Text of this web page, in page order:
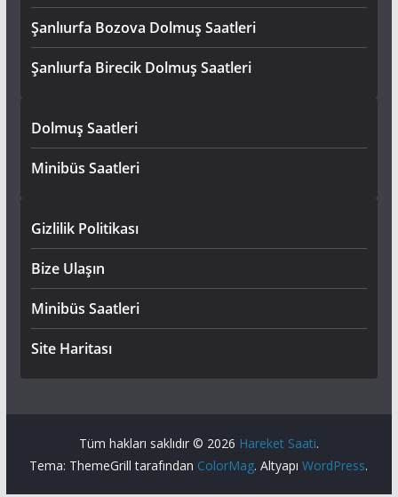
Şanlıurfa Bozova Dolmuş Saatleri
Şanlıurfa Birecik Dolmuş Saatleri
Dolmuş Saatleri
Minibüs Saatleri
Gizlilik Politikası
Bize Ulaşın
Minibüs Saatleri
Site Haritası
Tüm hakları saklıdır © 2026 Hareket Saati.
Tema: ThemeGrill tarafından ColorMag. AltyapıWordPress.